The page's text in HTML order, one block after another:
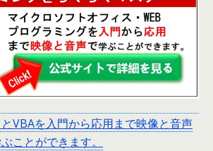
VBAを入門から応用まで映像と音声
ことができます。